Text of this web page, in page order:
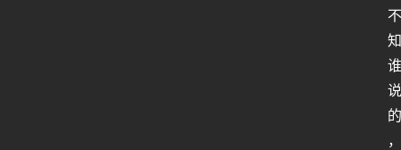
不
知
谁
说
的
，